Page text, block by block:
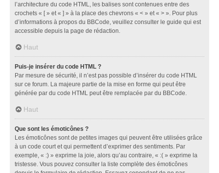
l’architecture du code HTML, les balises sont contenues entre des
crochets « [ » et « ] » à la place des chevrons « < » et « > ». Pour plus
d’informations à propos du BBCode, veuillez consulter le guide qui est
accessible depuis la page de rédaction.
Haut
Puis-je insérer du code HTML ?
Par mesure de sécurité, il n’est pas possible d’insérer du code HTML
sur ce forum. La majeure partie de la mise en forme qui peut être
générée par du code HTML peut être remplacée par du BBCode.
Haut
Que sont les émoticônes ?
Les émoticônes sont de petites images qui peuvent être utilisées grâce
à un code court et qui permettent d’exprimer des sentiments. Par
exemple, « :) » exprime la joie, alors qu’au contraire, « :( » exprime la
tristesse. Vous pouvez consulter la liste complète des émoticônes